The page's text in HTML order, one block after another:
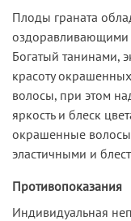
Плоды граната
оздоравливающими
Богатый танинами,
красоту
волосы, при этом
яркость и блеск
окрашенные
эластичными и
Противопоказания
Индивидуальная